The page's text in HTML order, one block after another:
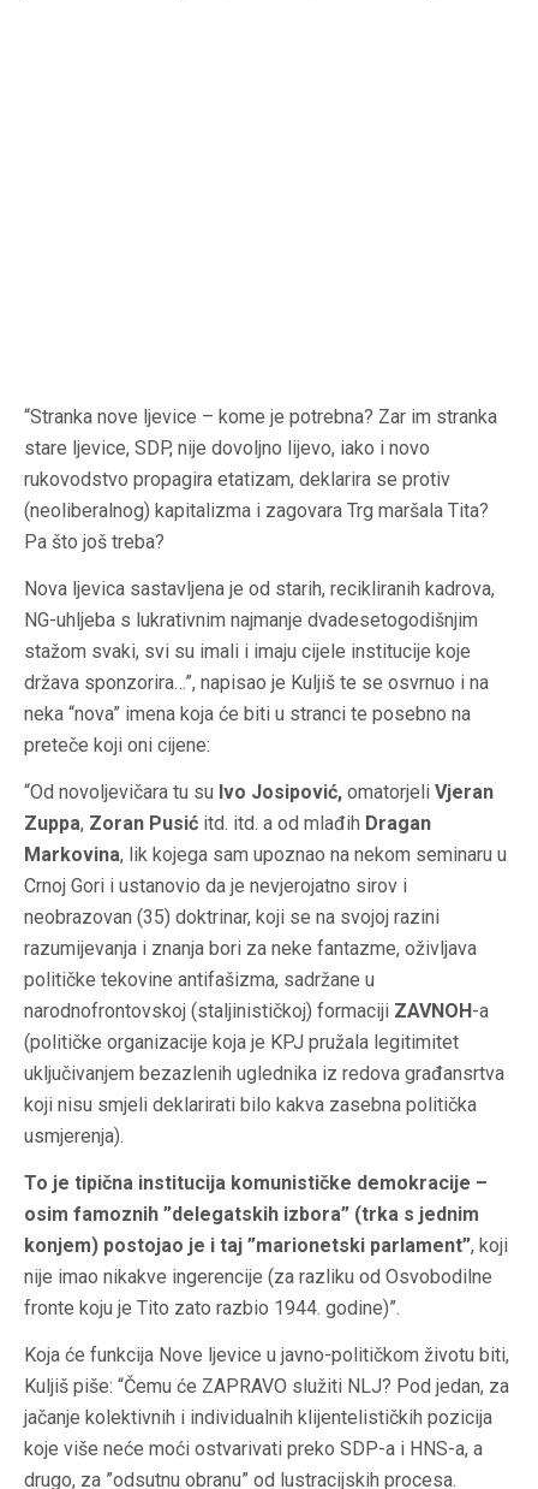
“Stranka nove ljevice – kome je potrebna? Zar im stranka
stare ljevice, SDP, nije dovoljno lijevo, iako i novo
rukovodstvo propagira etatizam, deklarira se protiv
(neoliberalnog) kapitalizma i zagovara Trg maršala Tita?
Pa što još treba?
Nova ljevica sastavljena je od starih, recikliranih kadrova,
NG-uhljeba s lukrativnim najmanje dvadesetogodišnjim
stažom svaki, svi su imali i imaju cijele institucije koje
država sponzorira…”, napisao je Kuljiš te se osvrnuo i na
neka “nova” imena koja će biti u stranci te posebno na
preteče koji oni cijene:
“Od novoljevičara tu su Ivo Josipović, omatorjeli Vjeran
Zuppa, Zoran Pusić itd. itd. a od mlađih Dragan
Markovina, lik kojega sam upoznao na nekom seminaru u
Crnoj Gori i ustanovio da je nevjerojatno sirov i
neobrazovan (35) doktrinar, koji se na svojoj razini
razumijevanja i znanja bori za neke fantazme, oživljava
političke tekovine antifašizma, sadržane u
narodnofrontovskoj (staljinističkoj) formaciji ZAVNOH -a
(političke organizacije koja je KPJ pružala legitimitet
uključivanjem bezazlenih uglednika iz redova građansrtva
koji nisu smjeli deklarirati bilo kakva zasebna politička
usmjerenja).
To je tipična institucija komunističke demokracije –
osim famoznih ”delegatskih izbora” (trka s jednim
konjem) postojao je i taj ”marionetski parlament”, koji
nije imao nikakve ingerencije (za razliku od Osvobodilne
fronte koju je Tito zato razbio 1944. godine)”.
Koja će funkcija Nove ljevice u javno-političkom životu biti,
Kuljiš piše: “Čemu će ZAPRAVO služiti NLJ? Pod jedan, za
jačanje kolektivnih i individualnih klijentelističkih pozicija
koje više neće moći ostvarivati preko SDP-a i HNS-a, a
drugo, za ”odsutnu obranu” od lustracijskih procesa.